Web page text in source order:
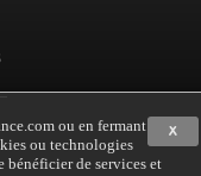
X
ou en fermant
ou technologies
bénéficier de services et